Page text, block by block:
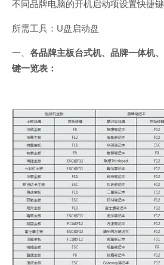
不同品牌电脑的开机启动项设置快捷键
所需工具：U盘启动盘
一、 各品牌主板台式机、品牌一体机
键一览表：